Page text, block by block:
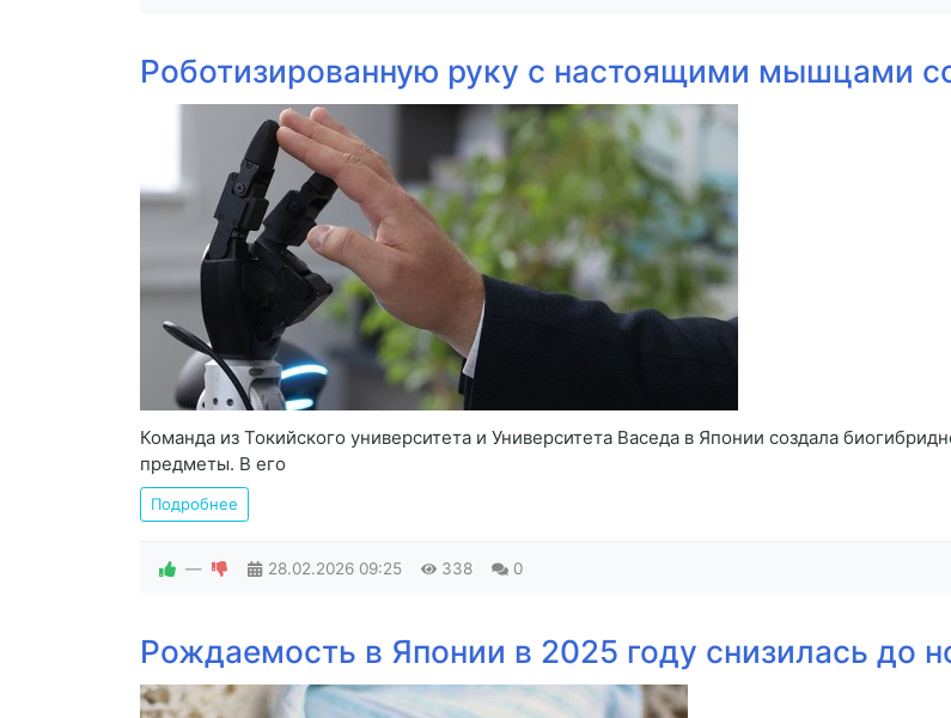
Роботизированную руку с настоящими мышцами
Команда из Токийского университета и Университета Васеда в Японии создала
предметы. В его
Подробнее
— 28.02.2026 09:25 338 0
Рождаемость в Японии в 2025 году снизилась до